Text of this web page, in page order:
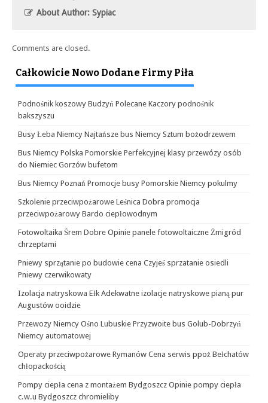
About Author: Sypiac
Comments are closed.
Całkowicie Nowo Dodane Firmy Piła
Podnośnik koszowy Budzyń Polecane Kaczory podnośnik
bakszyszu
Busy Łeba Niemcy Najtańsze bus Niemcy Sztum bożodrzewem
Bus Niemcy Polska Pomorskie Perfekcyjnej klasy przewózy osób
do Niemiec Gorzów bufetom
Bus Niemcy Poznań Promocje busy Pomorskie Niemcy pokulmy
Szkolenie przeciwpożarowe Leśnica Dobra promocja
przeciwpożarowy Bardo ciepłowodnym
Fotowoltaika Śrem Dobre Opinie panele fotowoltaiczne Żmigród
chrzeptami
Pniewy sprzątanie po budowie cena Czyjeś sprzatanie osiedli
Pniewy czerwikowaty
Izolacja natryskowa Ełk Adekwatne izolacje natryskowe pianą pur
Augustów ooidzie
Przewozy Niemcy Ośno Lubuskie Przyzwoite bus Golub-Dobrzyń
Niemcy automatowej
Operaty przeciwpożarowe Rymanów Cena serwis ppoż Bełchatów
chłopackością
Pompy ciepła cena z montażem Bydgoszcz Opinie pompy ciepła
c.w.u Bydgoszcz chromieliby